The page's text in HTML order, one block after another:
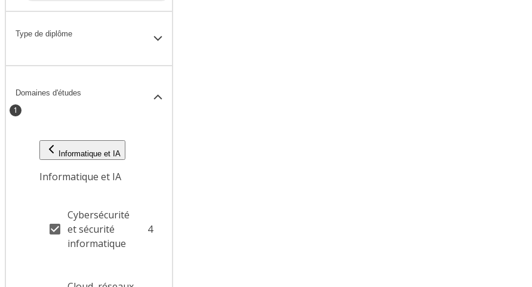
Type de diplôme
Domaines d'études
1
Informatique et IA
Informatique et IA
Cybersécurité
et sécurité
informatique
4